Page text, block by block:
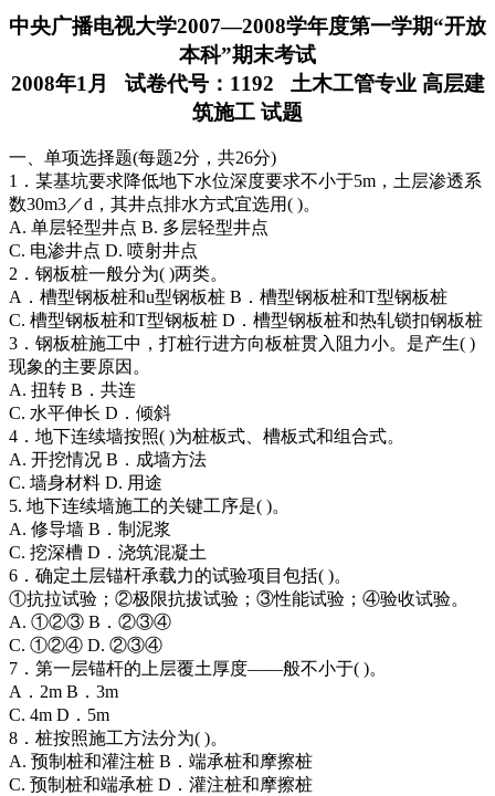
中央广播电视大学2007—2008学年度第一学期“开放
本科”期末考试
2008年1月 试卷代号：1192 土木工管专业 高层建
筑施工 试题
一、单项选择题(每题2分，共26分)
1．某基坑要求降低地下水位深度要求不小于5m，土层渗透系
数30m3／d，其井点排水方式宜选用( )。
A. 单层轻型井点 B. 多层轻型井点
C. 电渗井点 D. 喷射井点
2．钢板桩一般分为( )两类。
A．槽型钢板桩和u型钢板桩 B．槽型钢板桩和T型钢板桩
C. 槽型钢板桩和T型钢板桩 D．槽型钢板桩和热轧锁扣钢板桩
3．钢板桩施工中，打桩行进方向板桩贯入阻力小。是产生( )
现象的主要原因。
A. 扭转 B．共连
C. 水平伸长 D．倾斜
4．地下连续墙按照( )为桩板式、槽板式和组合式。
A. 开挖情况 B．成墙方法
C. 墙身材料 D. 用途
5. 地下连续墙施工的关键工序是( )。
A. 修导墙 B．制泥浆
C. 挖深槽 D．浇筑混凝土
6．确定土层锚杆承载力的试验项目包括( )。
①抗拉试验；②极限抗拔试验；③性能试验；④验收试验。
A. ①②③ B．②③④
C. ①②④ D. ②③④
7．第一层锚杆的上层覆土厚度——般不小于( )。
A．2m B．3m
C. 4m D．5m
8．桩按照施工方法分为( )。
A. 预制桩和灌注桩 B．端承桩和摩擦桩
C. 预制桩和端承桩 D．灌注桩和摩擦桩